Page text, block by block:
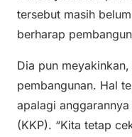
tersebut masih
berharap
Dia pun
pembangunan. Hal
apalagi
(KKP). “Kita tetap